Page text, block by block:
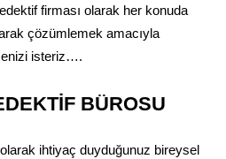
firması olarak her konuda
çözümlemek amacıyla
isteriz….
BÜROSU
ihtiyaç duyduğunuz bireysel